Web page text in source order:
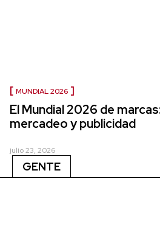
MUNDIAL 2026
El Mundial 2026 de
mercadeo y publicidad
julio 23, 2026
GENTE